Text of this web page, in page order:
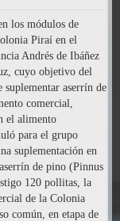
los módulos de
Piraí en el
Andrés de Ibáñez
cuyo objetivo del
aserrín de
comercial,
el alimento
para el grupo
suplementación en
de pino (Pinnus
120 pollitas, la
de la Colonia
común, en etapa de